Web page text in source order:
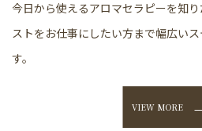
今日から使えるアロマセラピーを知
ストをお仕事にしたい方まで幅広い
す。
VIEW MORE